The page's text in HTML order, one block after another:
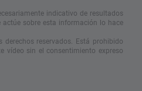
indicativo de resultados
sobre esta información lo hace
reservados. Está prohibido
vídeo sin el consentimiento expreso